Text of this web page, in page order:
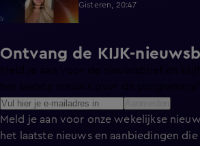
Gisteren, 20:47
Ontvang de KIJK-
Meld je aan voor de nieuwsbrief en
Meld je aan voor onze wekelijkse
het laatste nieuws en aanbiedingen